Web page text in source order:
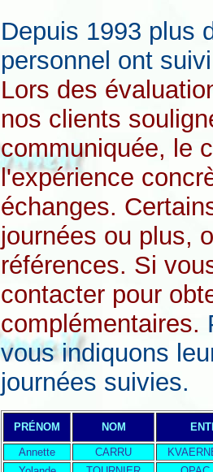
Depuis 1993 plus
personnel ont
Lors des
nos clients
communiquée, le
l'expérience
échanges.
journées ou plus,
références. Si
contacter pour
complémentaires.
vous indiquons
journées
PRÉNOM NOM
Annette CARRU